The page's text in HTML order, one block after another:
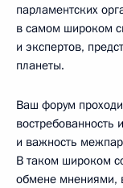
парламентских
в самом широком
и экспертов,
планеты.
Ваш форум
востребованность
и важность
В таком широком
обмене мнениями,